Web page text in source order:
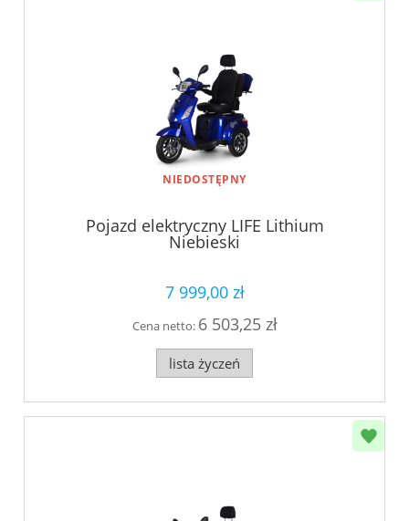
NIEDOSTĘPNY
Pojazd elektryczny LIFE Lithium
Niebieski
7 999,00 zł
Cena netto: 6 503,25 zł
lista życzeń